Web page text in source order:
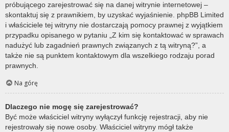
próbującego zarejestrować się na danej witrynie internetowej –
skontaktuj się z prawnikiem, by uzyskać wyjaśnienie. phpBB Limited
i właściciele tej witryny nie dostarczają pomocy prawnej z wyjątkiem
przypadku opisanego w pytaniu „Z kim się kontaktować w sprawach
nadużyć lub zagadnień prawnych związanych z tą witryną?”, a
także nie są punktem kontaktowym dla wszelkiego rodzaju porad
prawnych.
Na górę
Dlaczego nie mogę się zarejestrować?
Być może właściciel witryny wyłączył funkcję rejestracji, aby nie
rejestrowały się nowe osoby. Właściciel witryny mógł także